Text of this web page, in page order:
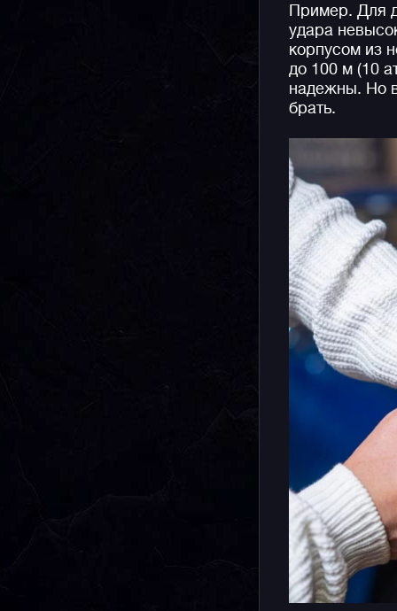
Пример. Для
удара
корпусом из
до 100 м (10
надежны. Но
брать.